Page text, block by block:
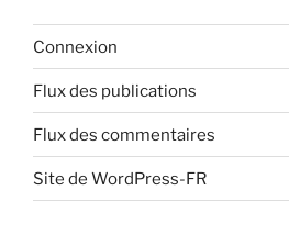
Connexion
Flux des publications
Flux des commentaires
Site de WordPress-FR